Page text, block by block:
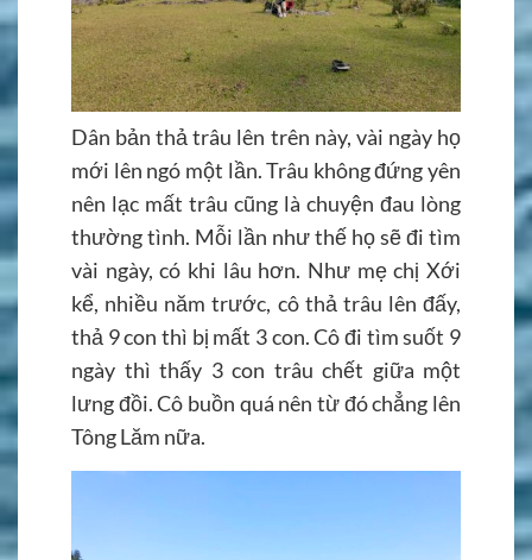
Dân bản thả trâu lên trên này, vài ngày họ
mới lên ngó một lần. Trâu không đứng yên
nên lạc mất trâu cũng là chuyện đau lòng
thường tình. Mỗi lần như thế họ sẽ đi tìm
vài ngày, có khi lâu hơn. Như mẹ chị Xới
kể, nhiều năm trước, cô thả trâu lên đấy,
thả 9 con thì bị mất 3 con. Cô đi tìm suốt 9
ngày thì thấy 3 con trâu chết giữa một
lưng đồi. Cô buồn quá nên từ đó chẳng lên
Tông Lăm nữa.